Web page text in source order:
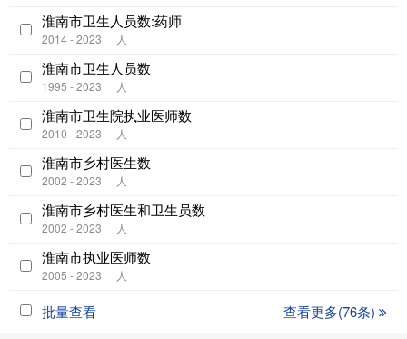
淮南市卫生人员数:药师
2014 - 2023 人
淮南市卫生人员数
1995 - 2023 人
淮南市卫生院执业医师数
2010 - 2023 人
淮南市乡村医生数
2002 - 2023 人
淮南市乡村医生和卫生员数
2002 - 2023 人
淮南市执业医师数
2005 - 2023 人
批量查看 查看更多(76条)